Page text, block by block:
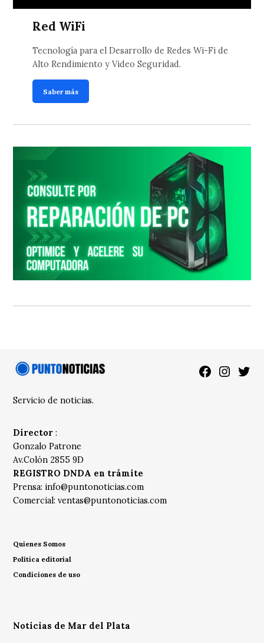
Red WiFi
Tecnología para el Desarrollo de Redes Wi-Fi de
Alto Rendimiento y Video Seguridad.
Saber más
Facebook
Servicio de noticias.
Director :
Gonzalo Patrone
Av.Colón 2855 9D
REGISTRO DNDA en trámite
Prensa: info@puntonoticias.com
Comercial:ventas@puntonoticias.com
Quienes Somos
Política editorial
Condiciones de uso
Noticias de Mar del Plata